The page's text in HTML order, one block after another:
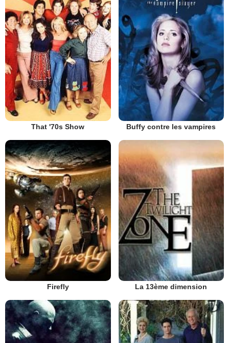
That '70s Show Buffy contre les vampires
Firefly La 13ème dimension